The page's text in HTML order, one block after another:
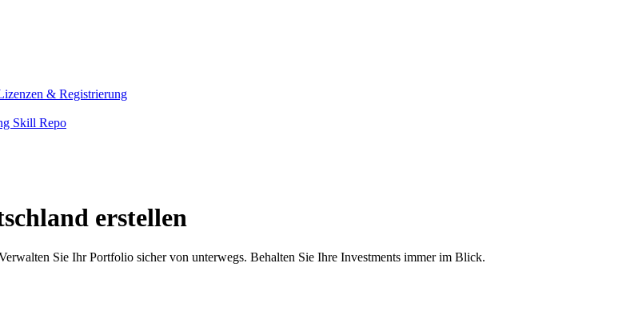
& Registrierung
Skill Repo
erstellen
Sie Ihr Portfolio sicher von unterwegs. Behalten Sie Ihre Investments immer im Blick.